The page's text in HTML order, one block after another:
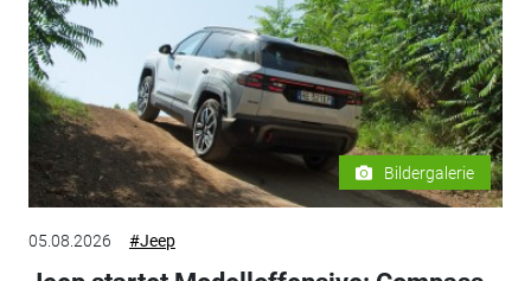
Bildergalerie
05.08.2026 #Jeep